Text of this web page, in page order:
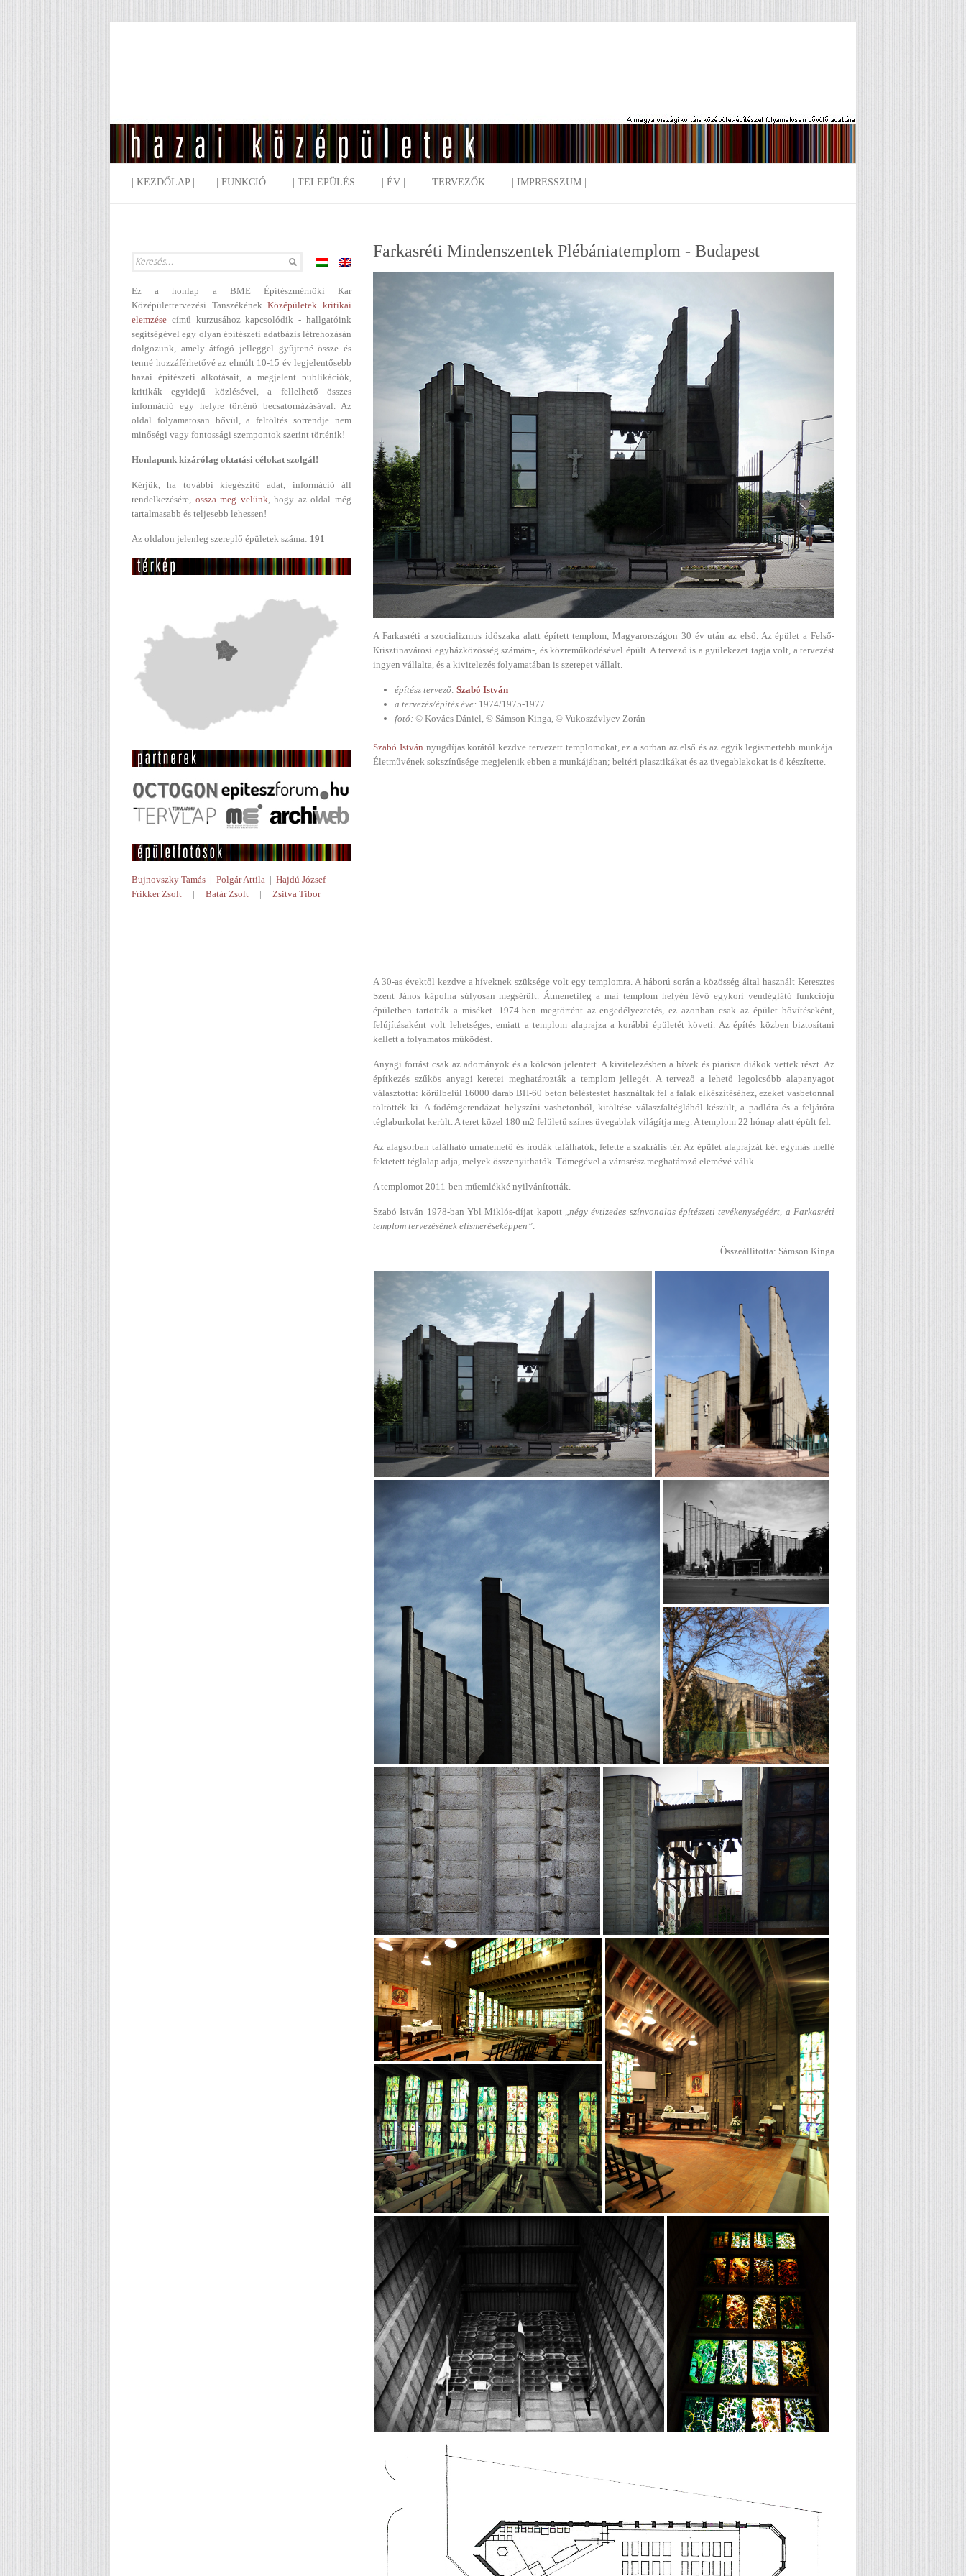
| KEZDŐLAP | | FUNKCIÓ | | TELEPÜLÉS | | ÉV | | TERVEZŐK | | IMPRESSZUM |
Farkasréti Mindenszentek Plébániatemplom - Budapest
A Farkasréti a szocializmus időszaka alatt épített templom, Magyarországon 30 év után az első. Az épület a Felső-
Krisztinavárosi egyházközösség számára-, és közreműködésével épült. A tervező is a gyülekezet tagja volt, a tervezést
ingyen vállalta, és a kivitelezés folyamatában is szerepet vállalt.
építész tervező: Szabó István
a tervezés/építés éve: 1974/1975-1977
fotó: ©Kovács Dániel, © Sámson Kinga, © Vukoszávlyev Zorán
Szabó István nyugdíjas korától kezdve tervezett templomokat, ez a sorban az első és az egyik legismertebb munkája.
Életművének sokszínűsége megjelenik ebben a munkájában; beltéri plasztikákat és az üvegablakokat is ő készítette.
A 30-as évektől kezdve a híveknek szüksége volt egy templomra. A háború során a közösség által használt Keresztes
Szent János kápolna súlyosan megsérült. Átmenetileg a mai templom helyén lévő egykori vendéglátó funkciójú
épületben tartották a miséket. 1974-ben megtörtént az engedélyeztetés, ez azonban csak az épület bővítéseként,
felújításaként volt lehetséges, emiatt a templom alaprajza a korábbi épületét követi. Az építés közben biztosítani
kellett a folyamatos működést.
Anyagi forrást csak az adományok és a kölcsön jelentett. A kivitelezésben a hívek és piarista diákok vettek részt. Az
építkezés szűkös anyagi keretei meghatározták a templom jellegét. A tervező a lehető legolcsóbb alapanyagot
választotta: körülbelül 16000 darab BH-60 beton béléstestet használtak fel a falak elkészítéséhez, ezeket vasbetonnal
töltötték ki. A födémgerendázat helyszíni vasbetonból, kitöltése válaszfaltéglából készült, a padlóra és a feljáróra
téglaburkolat került. A teret közel 180 m2 felületű színes üvegablak világítja meg. A templom 22 hónap alatt épült fel.
Az alagsorban található urnatemető és irodák találhatók, felette a szakrális tér. Az épület alaprajzát két egymás mellé
fektetett téglalap adja, melyek összenyithatók. Tömegével a városrész meghatározó elemévé válik.
A templomot 2011-ben műemlékké nyilvánították.
Szabó István 1978-ban Ybl Miklós-díjat kapott „négy évtizedes színvonalas építészeti tevékenységéért, a Farkasréti
templom tervezésének elismeréseképpen”.
Összeállította: Sámson Kinga
Ez a honlap a BME Építészmérnöki Kar
Középülettervezési TanszékénekKözépületek kritikai
elemzése című kurzusához kapcsolódik - hallgatóink
segítségével egy olyan építészeti adatbázis létrehozásán
dolgozunk, amely átfogó jelleggel gyűjtené össze és
tenné hozzáférhetővé az elmúlt 10-15 év legjelentősebb
hazai építészeti alkotásait, a megjelent publikációk,
kritikák egyidejű közlésével, a fellelhető összes
információ egy helyre történő becsatornázásával. Az
oldal folyamatosan bővül, a feltöltés sorrendje nem
minőségi vagy fontossági szempontok szerint történik!
Honlapunk kizárólag oktatási célokat szolgál!
Kérjük, ha további kiegészítő adat, információ áll
rendelkezésére, ossza meg velünk, hogy az oldal még
tartalmasabb és teljesebb lehessen!
Az oldalon jelenleg szereplő épületek száma: 191
Bujnovszky Tamás | Polgár Attila | Hajdú József
Frikker Zsolt | Batár Zsolt | Zsitva Tibor